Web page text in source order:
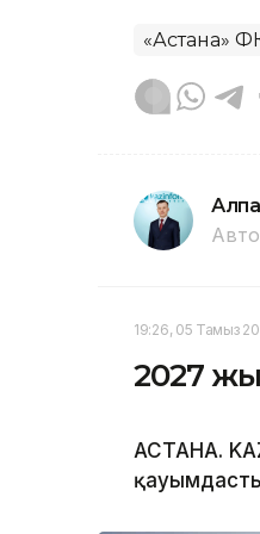
«Астана»
19:26, 05 Тамыз
2027
АСТАНА.